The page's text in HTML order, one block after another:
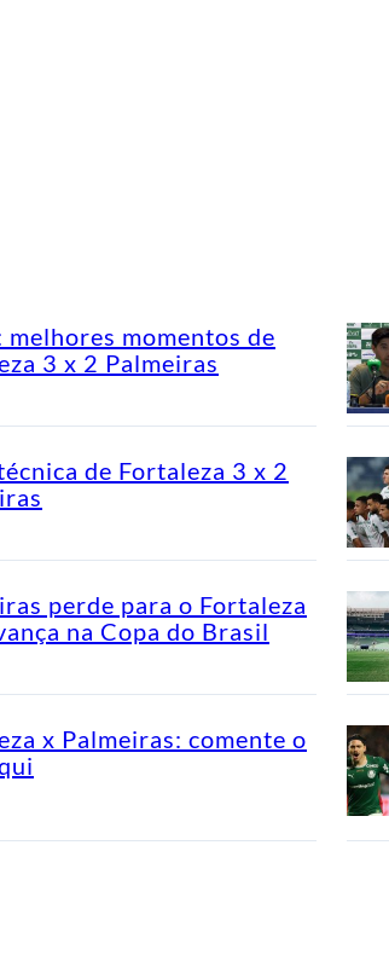
melhores momentos de
3 x 2 Palmeiras
de Fortaleza 3 x 2
perde para o Fortaleza
na Copa do Brasil
x Palmeiras: comente o